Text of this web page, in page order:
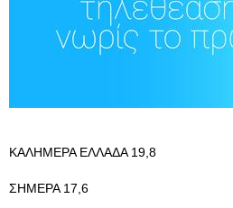
ΚΑΛΗΜΕΡΑ ΕΛΛΑΔΑ 19,8
ΣΗΜΕΡΑ 17,6